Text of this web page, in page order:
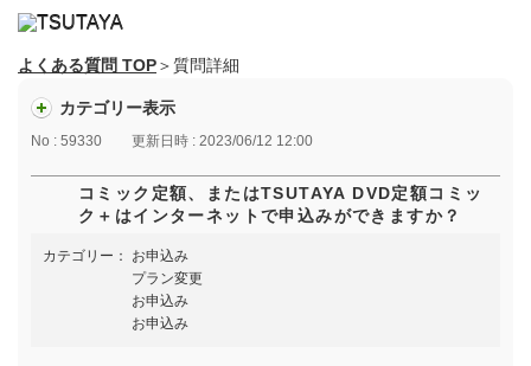
よくある質問 TOP＞質問詳細
カテゴリー表示
No : 59330 更新日時 : 2023/06/12 12:00
コミック定額、またはTSUTAYA DVD定額コミッ
ク＋はインターネットで申込みができますか？
カテゴリー：
お申込み
プラン変更
お申込み
お申込み